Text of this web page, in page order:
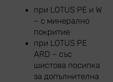
при LOTUS PE и W
– с минерално
покритие
при LOTUS PE
ARD – със
шистова посипка
за допълнителна